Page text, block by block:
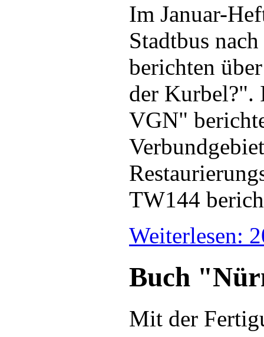
Im Januar-
Stadtbus
berichten
der Kurbel?".
VGN"
TW144
Weiterlesen:
Buch
Mit der